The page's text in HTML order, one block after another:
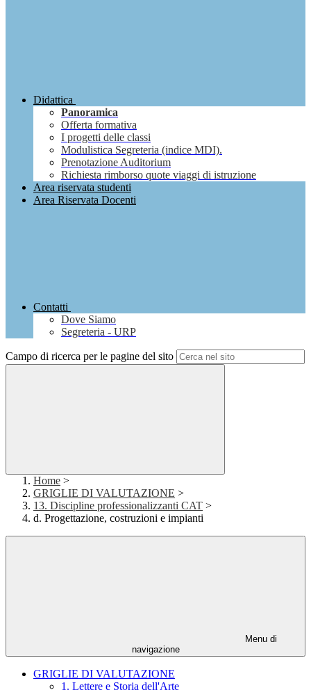
Didattica
Panoramica
Offerta formativa
I progetti delle classi
Modulistica Segreteria (indice MDI).
Prenotazione Auditorium
Richiesta rimborso quote viaggi di istruzione
Area riservata studenti
Area Riservata Docenti
Contatti
Dove Siamo
Segreteria - URP
Campo di ricerca per le pagine del sito
Home >
GRIGLIE DI VALUTAZIONE >
13. Discipline professionalizzanti CAT >
d. Progettazione, costruzioni e impianti
Menu di
navigazione
GRIGLIE DI VALUTAZIONE
1. Lettere e Storia dell'Arte